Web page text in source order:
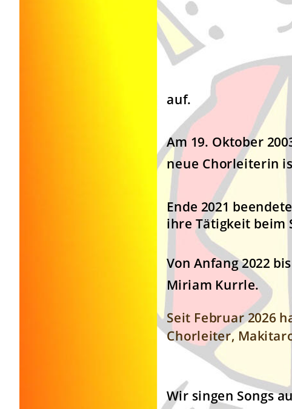
auf.
Am 19. Oktober
neue Chorleiterin
Ende 2021
ihre Tätigkeit beim
Von Anfang 2022
Miriam Kurrle.
Seit Februar 2026
Chorleiter,
Wir singen Songs